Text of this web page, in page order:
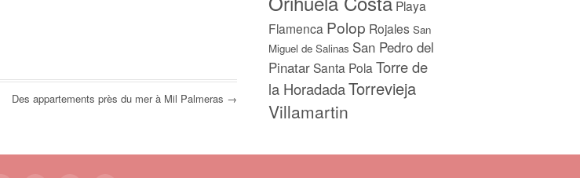
Des appartements près du mer à Mil Palmeras →
Playa
Flamenca Polop Rojales San
Miguel de Salinas San Pedro del
PinatarSanta Pola Torre de
la HoradadaTorrevieja
Villamartin